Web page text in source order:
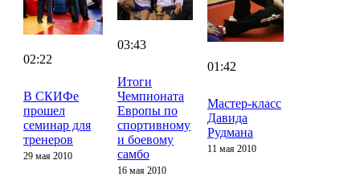
02:22
В СКИФе
прошел
семинар для
тренеров
29 мая 2010
03:43
Итоги
Чемпионата
Европы по
спортивному
и боевому
самбо
16 мая 2010
01:42
Мастер-класс
Давида
Рудмана
11 мая 2010